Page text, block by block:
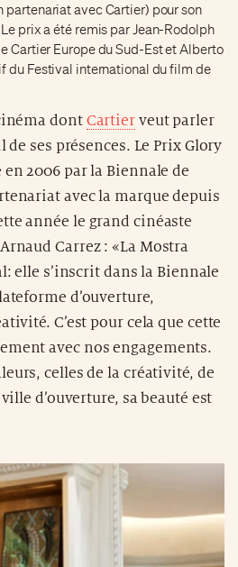
avec Cartier) pour son
prix a été remis par Jean-Rodolph
Cartier Europe du Sud-Est et Alberto
du Festival international du film de
dont Cartierveut parler
de ses présences. Le Prix Glory
2006 par la Biennale de
avec la marque depuis
année le grand cinéaste
Carrez : «La Mostra
elle s’inscrit dans la Biennale
d’ouverture,
C’est pour cela que cette
avec nos engagements.
celles de la créativité, de
ville d’ouverture, sa beauté est